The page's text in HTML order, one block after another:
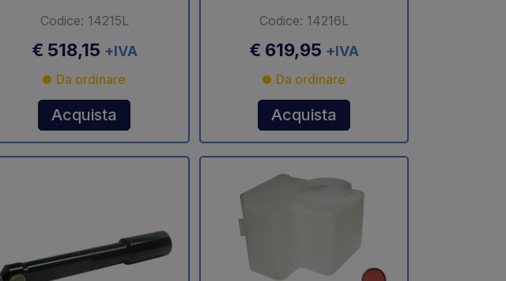
Codice: 14215L
€ 518,15 +IVA
Da ordinare
Acquista
Codice: 14216L
€ 619,95 +IVA
Da ordinare
Acquista